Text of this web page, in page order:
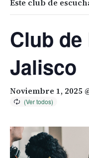
Este club de
Club
Jalisco
Noviembre 1, 2025